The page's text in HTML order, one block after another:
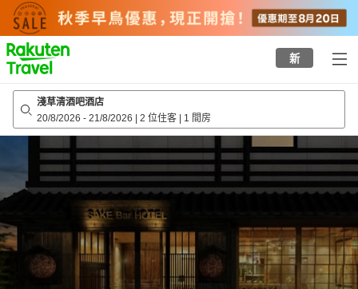
to
top
page
新
淺草清酒吧酒店
20/8/2026 - 21/8/2026 | 2 位住客 | 1 間房